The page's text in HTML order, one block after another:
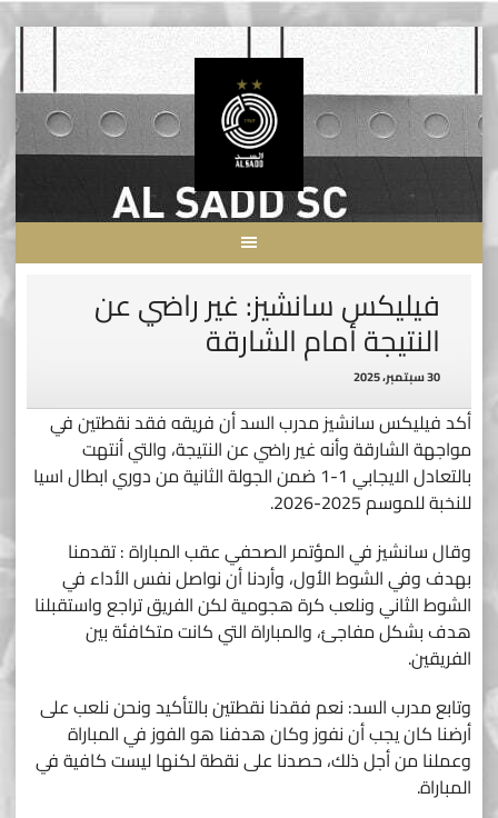
content
فيليكس سانشيز: غير راضي عن
النتيجة أمام الشارقة
30 سبتمبر، 2025
أكد فيليكس سانشيز مدرب السد أن فريقه فقد نقطتين في
مواجهة الشارقة وأنه غير راضي عن النتيجة، والتي أنتهت
بالتعادل الايجابي 1-1 ضمن الجولة الثانية من دوري ابطال اسيا
للنخبة للموسم 2025-2026.
وقال سانشيز في المؤتمر الصحفي عقب المباراة : تقدمنا
بهدف وفي الشوط الأول، وأردنا أن نواصل نفس الأداء في
الشوط الثاني ونلعب كرة هجومية لكن الفريق تراجع واستقبلنا
هدف بشكل مفاجئ، والمباراة التي كانت متكافئة بين
الفريقين.
وتابع مدرب السد: نعم فقدنا نقطتين بالتأكيد ونحن نلعب على
أرضنا كان يجب أن نفوز وكان هدفنا هو الفوز في المباراة
وعملنا من أجل ذلك، حصدنا على نقطة لكنها ليست كافية في
المباراة.